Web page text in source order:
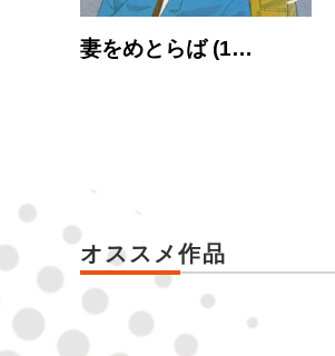
妻をめとらば (1…
オススメ作品